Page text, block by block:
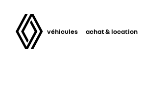
véhicules achat & location